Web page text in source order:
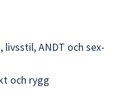
ANDT och sex-
och rygg